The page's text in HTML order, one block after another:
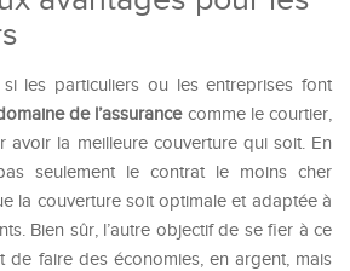
les particuliers ou les entreprises font
de l’assurance comme le courtier,
avoir la meilleure couverture qui soit. En
seulement le contrat le moins cher
la couverture soit optimale et adaptée à
Bien sûr, l’autre objectif de se fier à ce
de faire des économies, en argent, mais